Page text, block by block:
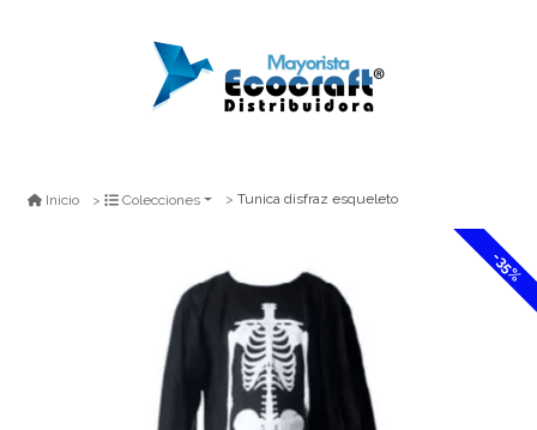
Inicio Colecciones Tunica disfraz esqueleto
-35%